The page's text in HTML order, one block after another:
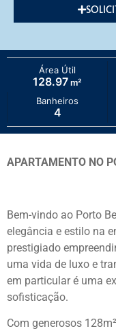
Área Útil
128.97 m²
Banheiros
4
APARTAMENTO NO
Bem-vindo ao Porto
elegância e estilo na
prestigiado
uma vida de luxo e
em particular é uma
sofisticação.
Com generosos